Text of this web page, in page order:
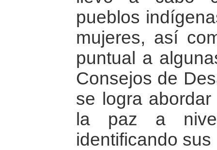
pueblos
mujeres, así
puntual a
Consejos de
se logra
la paz a
identificando